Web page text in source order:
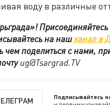
воду в различные
на нашканал в
чем поделиться с нами,
ug@Tsargrad.TV
Подписывайтесь